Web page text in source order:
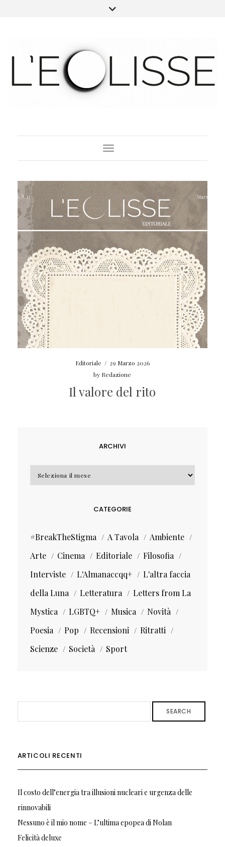
Toggle Navigation
Editoriale / 29 Marzo 2026
by Redazione
Il valore del rito
ARCHIVI
CATEGORIE
#BreakTheStigma A Tavola
Ambiente
Arte
Cinema Editoriale
Filosofia
Interviste
L'Almanaccqq+
L'altra faccia
della Luna
Letteratura
Letters from La
Mystica
LGBTQ+ Musica
Novità
Poesia
Pop Recensioni
Ritratti
Scienze
Società Sport
SEARCH
ARTICOLI RECENTI
Il costo dell’energia tra illusioni nucleari e urgenza delle
rinnovabili
Nessuno è il mio nome – L’ultima epopea di Nolan
Felicità deluxe